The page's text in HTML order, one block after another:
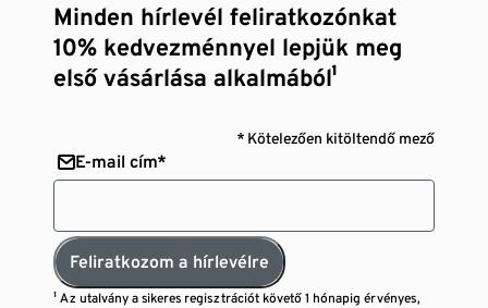
Minden hírlevél feliratkozónkat
10% kedvezménnyel lepjük meg
első vásárlása alkalmából¹
* Kötelezően kitöltendő mező
E-mail cím*
Feliratkozom a hírlevélre
¹ Az utalvány a sikeres regisztrációt követő 1 hónapig érvényes,